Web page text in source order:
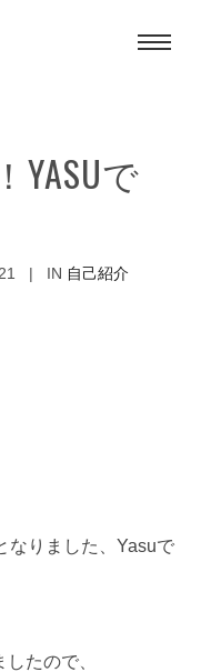
で
IN 自己紹介
なりました、Yasuで
たので、